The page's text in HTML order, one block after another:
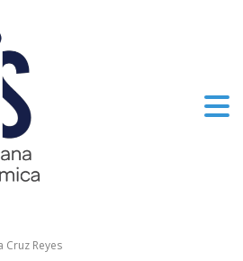
Cruz Reyes